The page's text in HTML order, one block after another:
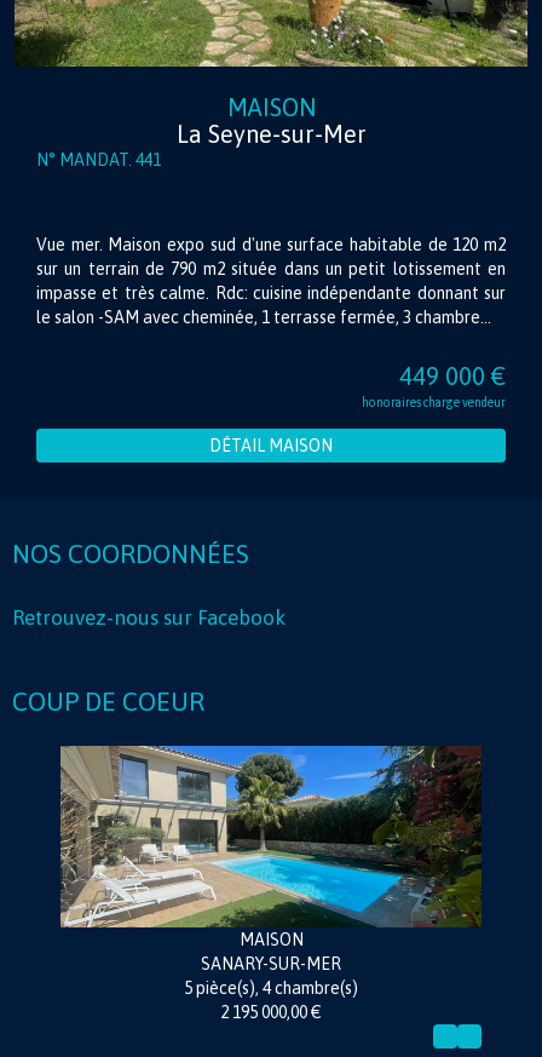
MAISON
La Seyne-sur-Mer
N° MANDAT. 441
Vue mer. Maison expo sud d'une surface habitable de 120 m2
sur un terrain de 790 m2 située dans un petit lotissement en
impasse et très calme. Rdc: cuisine indépendante donnant sur
le salon -SAM avec cheminée, 1 terrasse fermée, 3 chambre...
449 000 €
honoraires charge vendeur
DÉTAIL MAISON
NOS COORDONNÉES
Retrouvez-nous sur Facebook
COUP DE COEUR
MAISON
SANARY-SUR-MER
5 pièce(s), 4 chambre(s)
2 195 000,00 €